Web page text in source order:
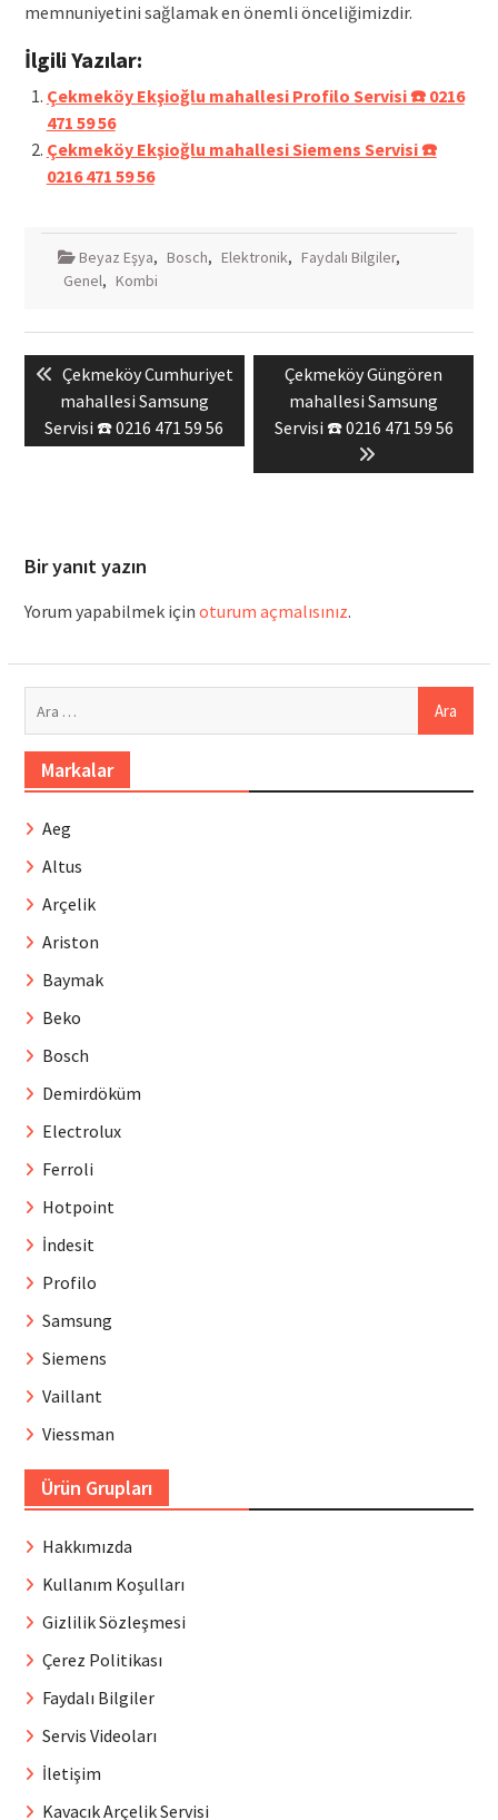
memnuniyetini sağlamak en önemli önceliğimizdir.
İlgili Yazılar:
Çekmeköy Ekşioğlu mahallesi Profilo Servisi ☎️ 0216
471 59 56
Çekmeköy Ekşioğlu mahallesi Siemens Servisi ☎️
0216 471 59 56
Beyaz Eşya, Bosch, Elektronik, Faydalı Bilgiler,
Genel, Kombi
Yazı
gezinmesi
Previous
post:
Çekmeköy Cumhuriyet
mahallesi Samsung
Servisi ☎️ 0216 471 59 56
Next
post:
Çekmeköy Güngören
mahallesi Samsung
Servisi ☎️ 0216 471 59 56
Bir yanıt yazın
Yorum yapabilmek için oturum açmalısınız.
Markalar
Aeg
Altus
Arçelik
Ariston
Baymak
Beko
Bosch
Demirdöküm
Electrolux
Ferroli
Hotpoint
İndesit
Profilo
Samsung
Siemens
Vaillant
Viessman
Ürün Grupları
Hakkımızda
Kullanım Koşulları
Gizlilik Sözleşmesi
Çerez Politikası
Faydalı Bilgiler
Servis Videoları
İletişim
Kavacık Arçelik Servisi